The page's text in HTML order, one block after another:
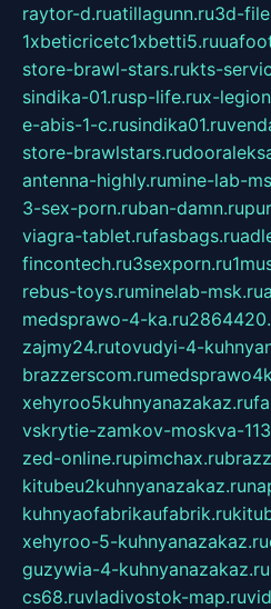
raytor-d.ruatillagunn.ru3d-
1xbeticricetc1xbetti5.ru
store-brawl-stars.rukts-
sindika-01.rusp-life.rux-
e-abis-1-c.rusindika01.ru
store-brawlstars.ru
antenna-highly.rumine-lab-
3-sex-porn.ruban-damn.ru
viagra-tablet.rufasbags.ru
fincontech.ru3sexporn.ru
rebus-toys.ruminelab-msk.ru
medsprawo-4-ka.ru
zajmy24.rutovudyi-4-
brazzerscom.ru
xehyroo5kuhnyanazakaz.ru
vskrytie-zamkov-moskva-
zed-online.rupimchax.ru
kitubeu2kuhnyanazakaz.ru
kuhnyaofabrikaufabrik.ru
xehyroo-5-kuhnyanazakaz.ru
guzywia-4-kuhnyanazakaz.ru
cs68.ruvladivostok-map.ru